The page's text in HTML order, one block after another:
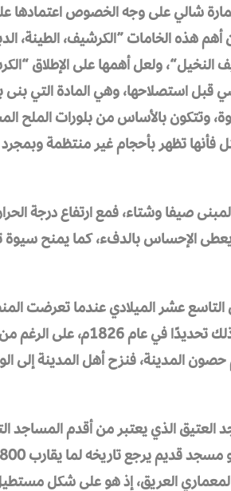
شالي على وجه الخصوص
هذه الخامات ”الكرشيف، الطينة،
النخيل“، ولعل أهمها على الإطلاق
قبل استصلاحها، وهي المادة التي
وتتكون بالأساس من بلورات الملح
فأنها تظهر بأحجام غير منتظمة
صيفا وشتاء، فمع ارتفاع درجة
الإحساس بالدفء، كما يمنح سيوة
التاسع عشر الميلادي عندما تعرضت
ومُناخية على إثرها هطلت أمطار غزيرة وكان
المدينة، فنزح أهل المدينة إلى
العتيق الذي يعتبر من أقدم المساجد
العريق، إذ هو على شكل